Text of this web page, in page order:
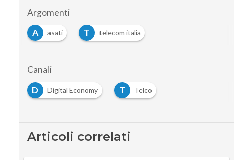
Argomenti
A
asati T telecom italia
Canali
D
Digital Economy T Telco
Articoli correlati